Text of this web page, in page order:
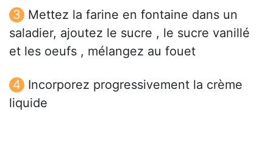
Mettez la farine en fontaine dans un
saladier, ajoutez le sucre , le sucre vanillé
et les oeufs , mélangez au fouet
Incorporez progressivement la crème
liquide